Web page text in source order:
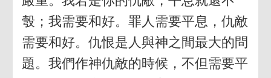
彀；我需要和好。罪人需要平息，仇敵
需要和好。仇恨是人與神之間最大的問
題。我們作神仇敵的時候，不但需要平